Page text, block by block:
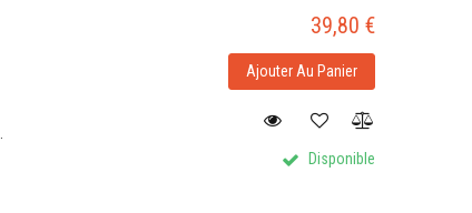
39,80 €
Ajouter Au Panier
Disponible